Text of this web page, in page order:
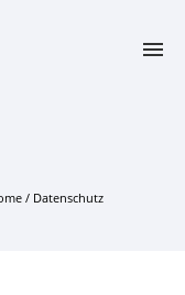
/ Datenschutz